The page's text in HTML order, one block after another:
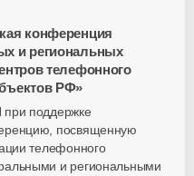
конференция
и региональных
телефонного
РФ»
при поддержке
посвященную
телефонного
и региональными